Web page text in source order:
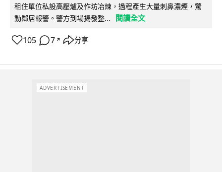
租住單位私設高壓爐及作坊冶煉，過程產生大量刺鼻濃煙，驚
動鄰居報警。警方到場揭發整...
閱讀全文
105 7 ↗ 分享
ADVERTISEMENT